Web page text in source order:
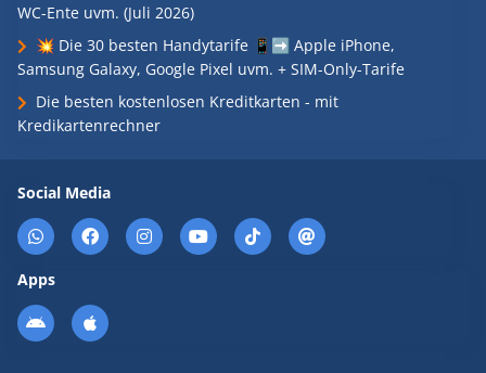
WC-Ente uvm. (Juli 2026)
💥 Die 30 besten Handytarife 📱➡️ Apple iPhone,
Samsung Galaxy, Google Pixel uvm. + SIM-Only-Tarife
Die besten kostenlosen Kreditkarten - mit
Kredikartenrechner
Social Media
Apps